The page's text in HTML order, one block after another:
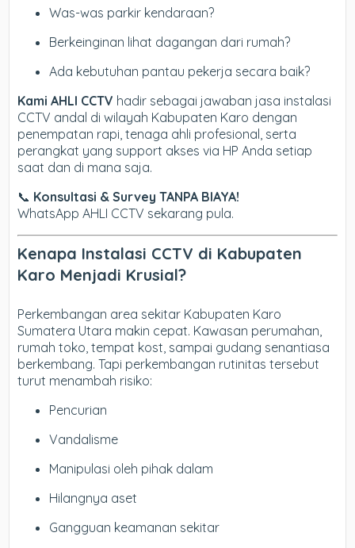
Was-was parkir kendaraan?
Berkeinginan lihat dagangan dari rumah?
Ada kebutuhan pantau pekerja secara baik?
Kami AHLI CCTV hadir sebagai jawaban jasa instalasi
CCTV andal di wilayah Kabupaten Karo dengan
penempatan rapi, tenaga ahli profesional, serta
perangkat yang support akses via HP Anda setiap
saat dan di mana saja.
📞 Konsultasi & Survey TANPA BIAYA!
WhatsApp AHLI CCTV sekarang pula.
Kenapa Instalasi CCTV di Kabupaten
Karo Menjadi Krusial?
Perkembangan area sekitar Kabupaten Karo
Sumatera Utara makin cepat. Kawasan perumahan,
rumah toko, tempat kost, sampai gudang senantiasa
berkembang. Tapi perkembangan rutinitas tersebut
turut menambah risiko:
Pencurian
Vandalisme
Manipulasi oleh pihak dalam
Hilangnya aset
Gangguan keamanan sekitar